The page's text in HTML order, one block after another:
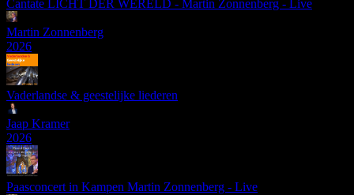
Cantate LICHT DER WERELD - Martin Zonnenberg - Live
Martin Zonnenberg
2026
Vaderlandse & geestelijke liederen
Jaap Kramer
2026
Paasconcert in Kampen Martin Zonnenberg - Live